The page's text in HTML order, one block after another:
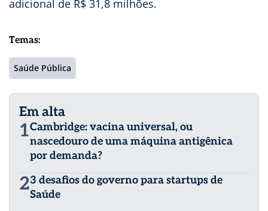
adicional de R$ 31,8 milhões.
Temas:
Saúde Pública
Em alta
1Cambridge: vacina universal, ou
nascedouro de uma máquina antigênica
por demanda?
23 desafios do governo para startups de
Saúde